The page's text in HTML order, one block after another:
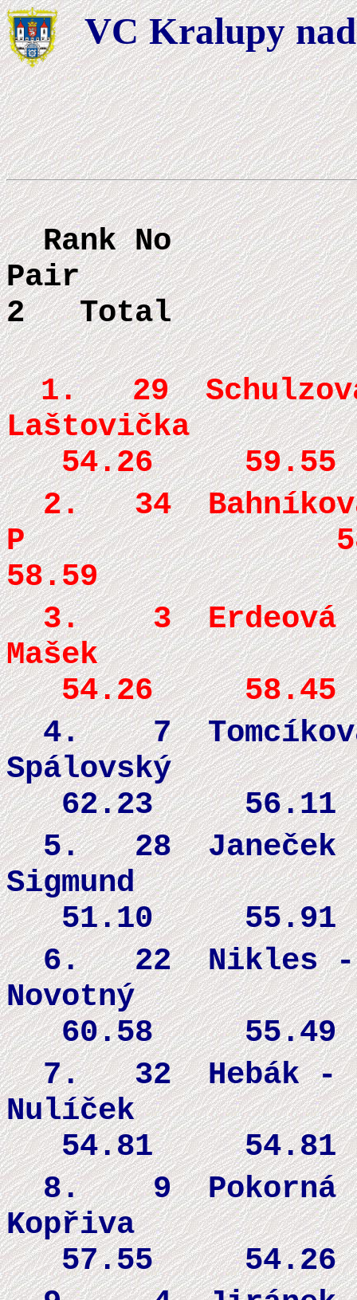
VC Kralupy
Rank
Pair
2 Total
1. 29
54.26 59.55
2. 34
P
58.59
3. 3 Erdeová
Mašek
54.26 58.45
4. 7
62.23 56.11
5. 28Janeček
51.10 55.91
6. 22Nikles -
60.58 55.49
7. 32Hebák -
54.81 54.81
8. 9 Pokorná
Kopřiva
57.55 54.26